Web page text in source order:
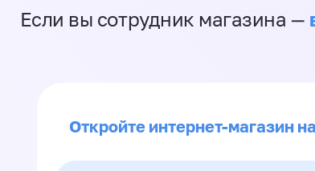
Если вы сотрудник магазина —
Откройте интернет-магазин